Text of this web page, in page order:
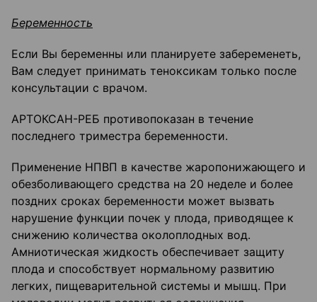
Беременность
Если Вы беременны или планируете забеременеть,
Вам следует принимать теноксикам только после
консультации с врачом.
АРТОКСАН-РЕБ противопоказан в течение
последнего триместра беременности.
Применение НПВП в качестве жаропонижающего и
обезболивающего средства на 20 неделе и более
поздних сроках беременности может вызвать
нарушение функции почек у плода, приводящее к
снижению количества околоплодных вод.
Амниотическая жидкость обеспечивает защиту
плода и способствует нормальному развитию
легких, пищеварительной системы и мышц. При